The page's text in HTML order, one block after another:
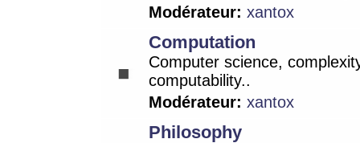
Modérateur: xantox
Computation
Computer science,
computability..
Modérateur: xantox
Philosophy